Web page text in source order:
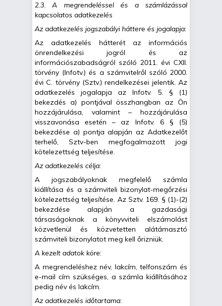
2.3. A megrendeléssel és a számlázással
kapcsolatos adatkezelés
Az adatkezelés jogszabályi háttere és jogalapja:
Az adatkezelés hátterét az információs
önrendelkezési jogról és az
információszabadságról szóló 2011. évi CXII.
törvény (Infotv.) és a számvitelről szóló 2000.
évi C. törvény (Sztv.) rendelkezései jelentik. Az
adatkezelés jogalapja az Infotv. 5. § (1)
bekezdés a) pontjával összhangban az Ön
hozzájárulása, valamint – hozzájárulása
visszavonása esetén – az Infotv. 6 § (5)
bekezdése a) pontja alapján az Adatkezelőt
terhelő, Sztv-ben megfogalmazott jogi
kötelezettség teljesítése.
Az adatkezelés célja:
A jogszabályoknak megfelelő számla
kiállítása és a számviteli bizonylat-megőrzési
kötelezettség teljesítése. Az Sztv. 169. § (1)-(2)
bekezdése alapján a gazdasági
társaságoknak a könyvviteli elszámolást
közvetlenül és közvetetten alátámasztó
számviteli bizonylatot meg kell őrizniük.
A kezelt adatok köre:
A megrendeléshez név, lakcím, telfonszám és
e-mail cím szükséges, a számla kiállításához
pedig név és lakcím.
Az adatkezelés időtartama: